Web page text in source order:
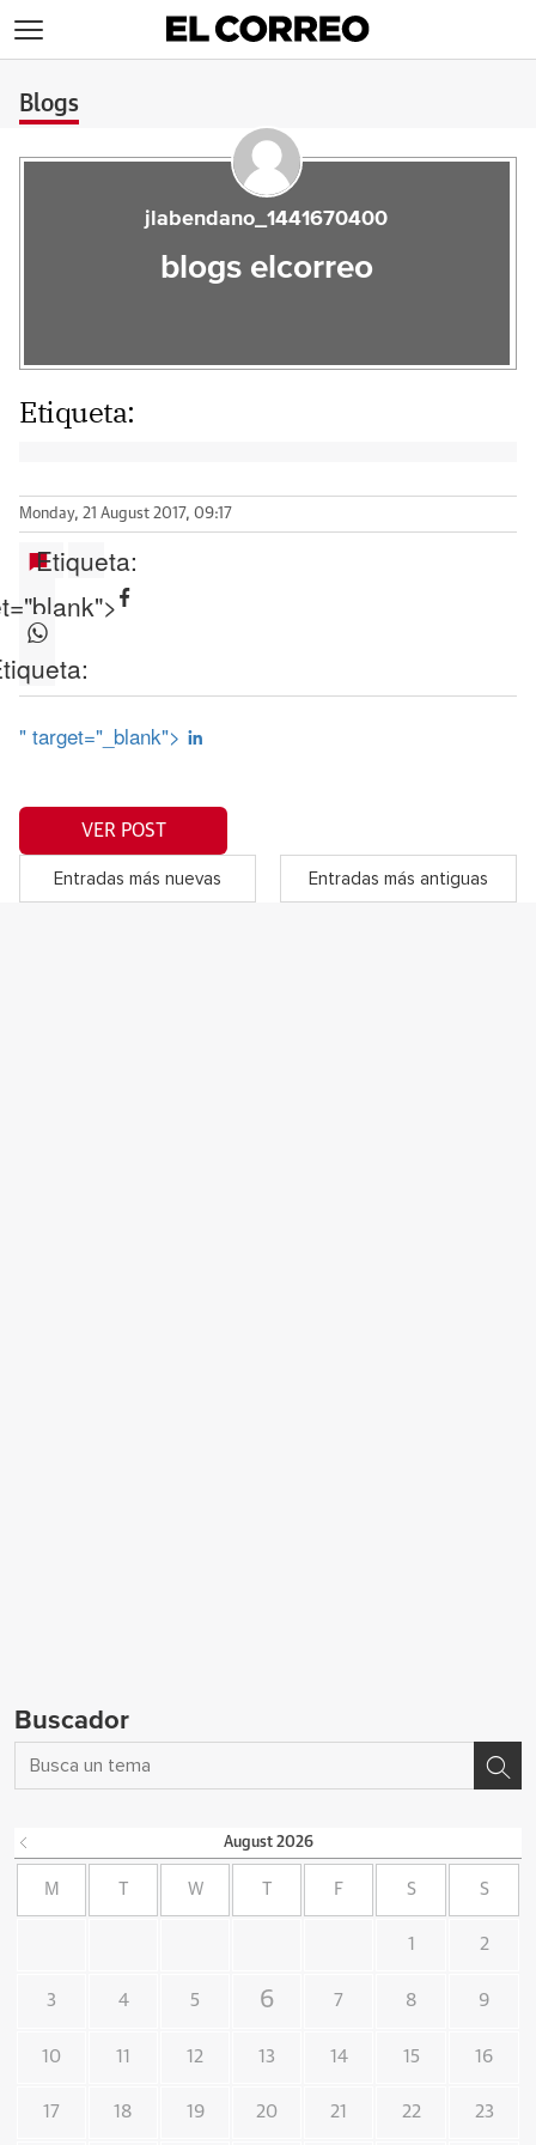
Blogs
jlabendano_1441670400
blogs elcorreo
Etiqueta:
Monday, 21 August 2017, 09:17
Etiqueta:
" target="_blank">
VER POST
Entradas más nuevas Entradas más antiguas
Buscador
August 2026
M W F S S
1 2
3 4 5 6 7 8 9
10 11 12 13 14 15 16
17 18 19 20 21 22 23